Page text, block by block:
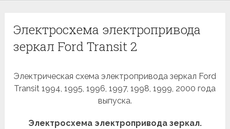
Электросхема электропривода
зеркал Ford Transit 2
Электрическая схема электропривода зеркал Ford
Transit 1994, 1995, 1996, 1997, 1998, 1999, 2000 года
выпуска.
Электросхема электропривода зеркал.